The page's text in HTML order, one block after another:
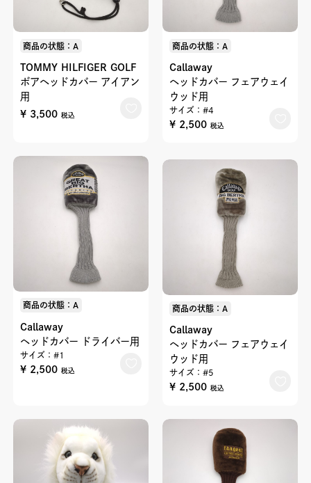
商品の状態：A
TOMMY HILFIGER GOLF
ボアヘッドカバー アイアン
用
¥ 3,500 税込
商品の状態：A
Callaway
ヘッドカバー フェアウェイ
ウッド用
サイズ：#4
¥ 2,500 税込
商品の状態：A
Callaway
ヘッドカバー ドライバー用
サイズ：#1
¥ 2,500 税込
商品の状態：A
Callaway
ヘッドカバー フェアウェイ
ウッド用
サイズ：#5
¥ 2,500 税込